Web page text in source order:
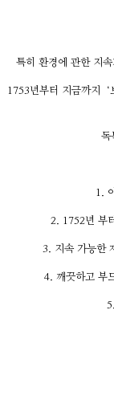
특히 환경에 관한 지
1753년부터 지금까지 ‘
독
1.
2. 1752년 부
3. 지속 가능한
4. 깨끗하고 부